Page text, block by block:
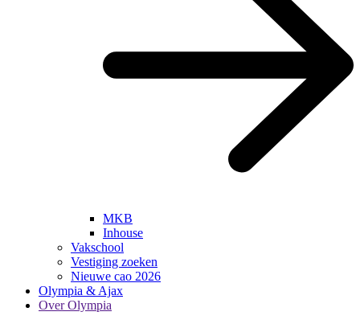
MKB
Inhouse
Vakschool
Vestiging zoeken
Nieuwe cao 2026
Olympia & Ajax
Over Olympia